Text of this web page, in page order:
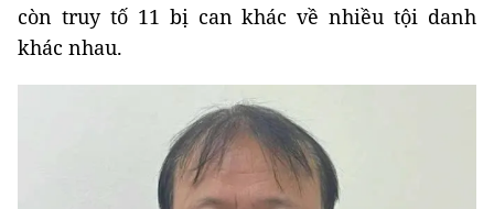
còn truy tố 11 bị can khác về nhiều tội danh
khác nhau.